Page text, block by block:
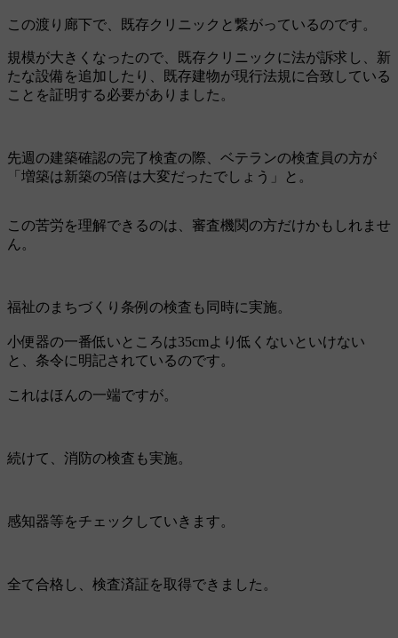
この渡り廊下で、既存クリニックと繋がっているのです。
規模が大きくなったので、既存クリニックに法が訴求し、新
たな設備を追加したり、既存建物が現行法規に合致している
ことを証明する必要がありました。
先週の建築確認の完了検査の際、ベテランの検査員の方が
「増築は新築の5倍は大変だったでしょう」と。
この苦労を理解できるのは、審査機関の方だけかもしれませ
ん。
福祉のまちづくり条例の検査も同時に実施。
小便器の一番低いところは35cmより低くないといけない
と、条令に明記されているのです。
これはほんの一端ですが。
続けて、消防の検査も実施。
感知器等をチェックしていきます。
全て合格し、検査済証を取得できました。